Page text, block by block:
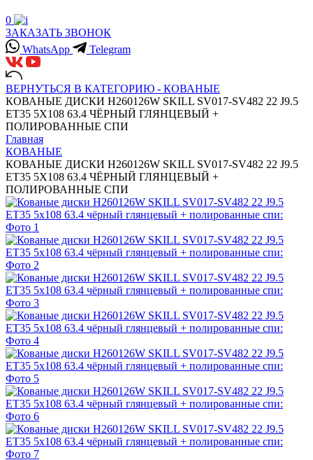
0
ЗАКАЗАТЬ ЗВОНОК
WhatsApp
Telegram
ВЕРНУТЬСЯ В КАТЕГОРИЮ - КОВАНЫЕ
КОВАНЫЕ ДИСКИ H260126W SKILL SV017-SV482 22 J9.5
ET35 5X108 63.4 ЧЁРНЫЙ ГЛЯНЦЕВЫЙ +
ПОЛИРОВАННЫЕ СПИ
Главная
КОВАНЫЕ
КОВАНЫЕ ДИСКИ H260126W SKILL SV017-SV482 22 J9.5
ET35 5X108 63.4 ЧЁРНЫЙ ГЛЯНЦЕВЫЙ +
ПОЛИРОВАННЫЕ СПИ